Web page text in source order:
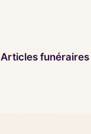
Articles funéraires